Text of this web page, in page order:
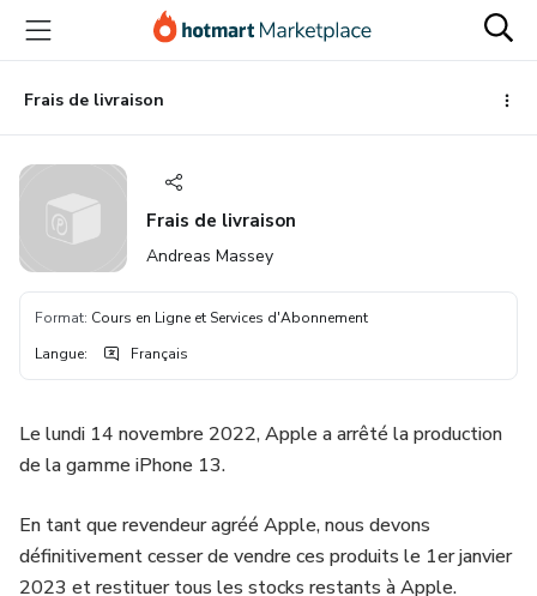
vers
contenu
principal
vers
bas
de
Frais de livraison
Frais de livraison
Andreas Massey
Format: Cours en Ligne et Services d'Abonnement
Langue: Français
Le lundi 14 novembre 2022, Apple a arrêté la production
de la gamme iPhone 13.
En tant que revendeur agréé Apple, nous devons
définitivement cesser de vendre ces produits le 1er janvier
2023 et restituer tous les stocks restants à Apple.